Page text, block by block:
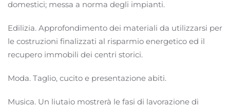
domestici; messa a norma degli impianti.
Edilizia. Approfondimento dei materiali da utilizzarsi per
le costruzioni finalizzati al risparmio energetico ed il
recupero immobili dei centri storici.
Moda. Taglio, cucito e presentazione abiti.
Musica. Un liutaio mostrerà le fasi di lavorazione di